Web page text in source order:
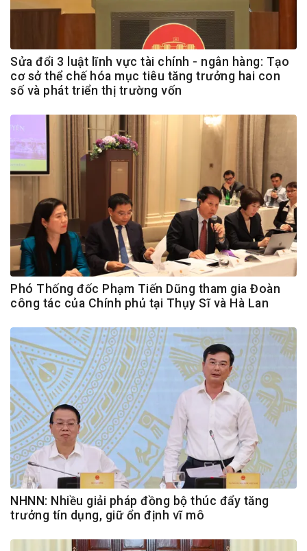
Sửa đổi 3 luật lĩnh vực tài chính - ngân hàng: Tạo
cơ sở thể chế hóa mục tiêu tăng trưởng hai con
số và phát triển thị trường vốn
Phó Thống đốc Phạm Tiến Dũng tham gia Đoàn
công tác của Chính phủ tại Thụy Sĩ và Hà Lan
NHNN: Nhiều giải pháp đồng bộ thúc đẩy tăng
trưởng tín dụng, giữ ổn định vĩ mô